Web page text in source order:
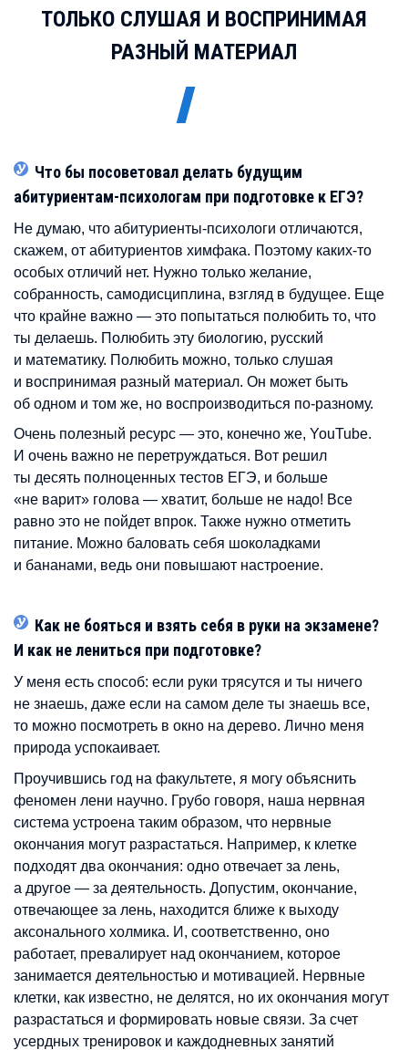
ТОЛЬКО СЛУШАЯ И ВОСПРИНИМАЯ
РАЗНЫЙ МАТЕРИАЛ
Что бы посоветовал делать будущим
абитуриентам-психологам при подготовке к ЕГЭ?
Не думаю, что абитуриенты-психологи отличаются,
скажем, от абитуриентов химфака. Поэтому каких-то
особых отличий нет. Нужно только желание,
собранность, самодисциплина, взгляд в будущее. Еще
что крайне важно — это попытаться полюбить то, что
ты делаешь. Полюбить эту биологию, русский
и математику. Полюбить можно, только слушая
и воспринимая разный материал. Он может быть
об одном и том же, но воспроизводиться по-разному.
Очень полезный ресурс — это, конечно же, YouTube.
И очень важно не перетруждаться. Вот решил
ты десять полноценных тестов ЕГЭ, и больше
«не варит» голова — хватит, больше не надо! Все
равно это не пойдет впрок. Также нужно отметить
питание. Можно баловать себя шоколадками
и бананами, ведь они повышают настроение.
Как не бояться и взять себя в руки на экзамене?
И как не лениться при подготовке?
У меня есть способ: если руки трясутся и ты ничего
не знаешь, даже если на самом деле ты знаешь все,
то можно посмотреть в окно на дерево. Лично меня
природа успокаивает.
Проучившись год на факультете, я могу объяснить
феномен лени научно. Грубо говоря, наша нервная
система устроена таким образом, что нервные
окончания могут разрастаться. Например, к клетке
подходят два окончания: одно отвечает за лень,
а другое — за деятельность. Допустим, окончание,
отвечающее за лень, находится ближе к выходу
аксонального холмика. И, соответственно, оно
работает, превалирует над окончанием, которое
занимается деятельностью и мотивацией. Нервные
клетки, как известно, не делятся, но их окончания могут
разрастаться и формировать новые связи. За счет
усердных тренировок и каждодневных занятий